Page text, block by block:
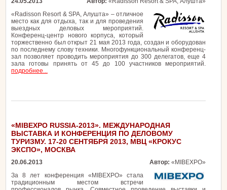
«Radisson Resort & SPA, Алушта» – отличное
место как для отдыха, так и для проведения
выездных деловых мероприятий.
Конференц-центр нового корпуса, который
торжественно был открыт 21 мая 2013 года, создан и оборудован
по последнему слову техники. Многофункциональный конференц-
зал позволяет проводить мероприятия до 300 делегатов, еще 4
зала готовы принять от 45 до 100 участников мероприятий.
подробнее...
«MIBEXPO RUSSIA-2013». МЕЖДУНАРОДНАЯ
ВЫСТАВКА И КОНФЕРЕНЦИЯ ПО ДЕЛОВОМУ
ТУРИЗМУ. 17-20 СЕНТЯБРЯ 2013, МВЦ «КРОКУС
ЭКСПО», МОСКВА
20.06.2013 Автор: «MIBEXPO»
За 8 лет конференция «MIBEXPO» стала
традиционным местом встречи